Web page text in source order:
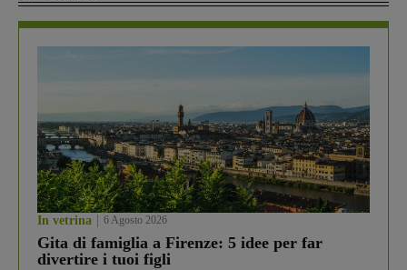
In vetrina 6 Agosto 2026
Gita di famiglia a Firenze: 5 idee per far
divertire i tuoi figli